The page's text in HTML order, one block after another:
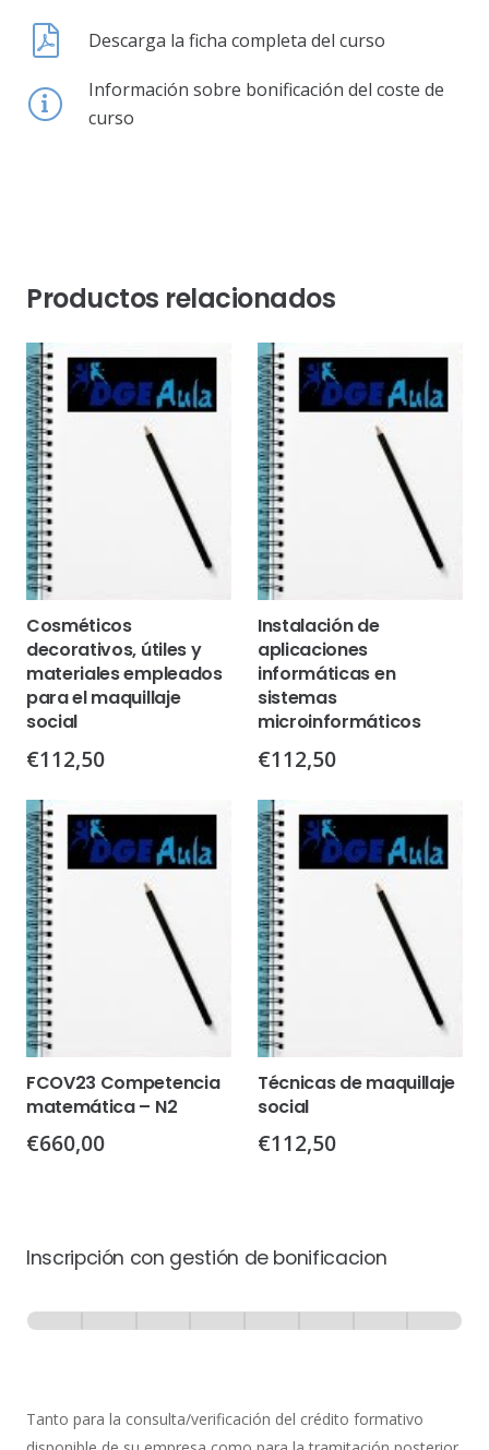
Descarga la ficha completa del curso
Información sobre bonificación del coste de
curso
Productos relacionados
Cosméticos
decorativos, útiles y
materiales empleados
para el maquillaje
social
€112,50
Instalación de
aplicaciones
informáticas en
sistemas
microinformáticos
€112,50
FCOV23 Competencia
matemática – N2
€660,00
Técnicas de maquillaje
social
€112,50
Inscripción con gestión de bonificacion
-
de
Bonificación
Tanto para la consulta/verificación del crédito formativo